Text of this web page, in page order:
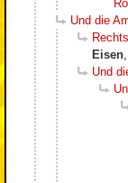
Und die
Eisen
Und